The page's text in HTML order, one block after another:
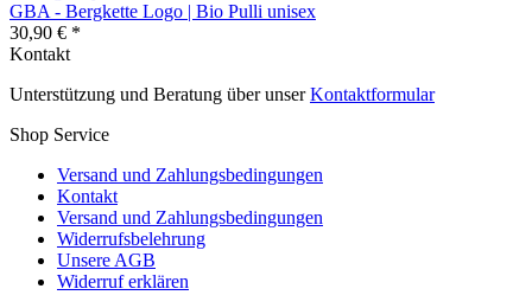
GBA - Bergkette Logo | Bio Pulli unisex
30,90 € *
Kontakt
Unterstützung und Beratung über unserKontaktformular
Shop Service
Versand und Zahlungsbedingungen
Kontakt
Versand und Zahlungsbedingungen
Widerrufsbelehrung
Unsere AGB
Widerruf erklären